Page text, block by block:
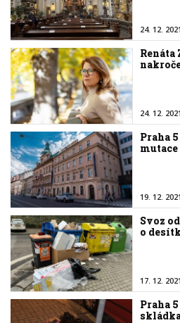
24. 12. 2021
Renáta
24. 12. 2021
Praha
19. 12. 2021
Svoz
o
17. 12. 2021
Praha